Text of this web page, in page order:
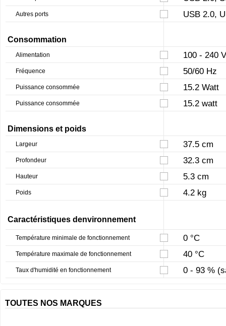
Autres ports USB 2.0,
Consommation
Alimentation 100 - 240 V
Fréquence 50/60 Hz
Puissance consommée 15.2 Watt
Puissance consommée 15.2 watt
Dimensions et poids
Largeur 37.5 cm
Profondeur 32.3 cm
Hauteur 5.3 cm
Poids 4.2 kg
Caractéristiques denvironnement
Température minimale de fonctionnement 0 °C
Température maximale de fonctionnement 40 °C
Taux d'humidité en fonctionnement 0 - 93 %
TOUTES NOS MARQUES